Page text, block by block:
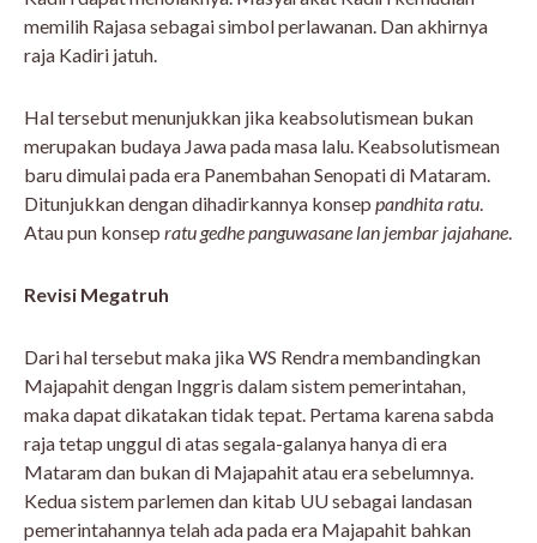
memilih Rajasa sebagai simbol perlawanan. Dan akhirnya
raja Kadiri jatuh.
Hal tersebut menunjukkan jika keabsolutismean bukan
merupakan budaya Jawa pada masa lalu. Keabsolutismean
baru dimulai pada era Panembahan Senopati di Mataram.
Ditunjukkan dengan dihadirkannya konsep pandhita ratu.
Atau pun konsep ratu gedhe panguwasane lan jembar jajahane.
Revisi Megatruh
Dari hal tersebut maka jika WS Rendra membandingkan
Majapahit dengan Inggris dalam sistem pemerintahan,
maka dapat dikatakan tidak tepat. Pertama karena sabda
raja tetap unggul di atas segala-galanya hanya di era
Mataram dan bukan di Majapahit atau era sebelumnya.
Kedua sistem parlemen dan kitab UU sebagai landasan
pemerintahannya telah ada pada era Majapahit bahkan